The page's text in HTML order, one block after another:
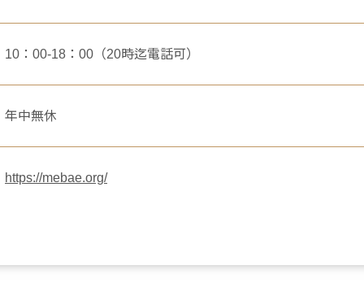
10：00-18：00（20時迄電話可）
年中無休
https://mebae.org/